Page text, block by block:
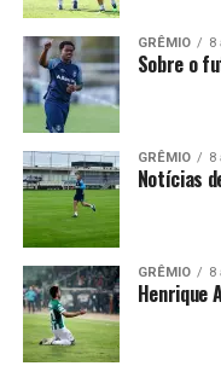
GRÊMIO 8
Sobre o
GRÊMIO 8
Notícias
GRÊMIO 8
Henrique